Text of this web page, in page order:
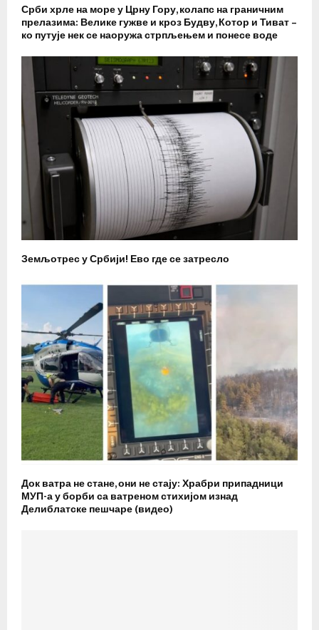
Срби хрле на море у Црну Гору, колапс на граничним
прелазима: Велике гужве и кроз Будву, Котор и Тиват –
ко путује нек се наоружа стрпљењем и понесе воде
Земљотрес у Србији! Ево где се затресло
Док ватра не стане, они не стају: Храбри припадници
МУП-а у борби са ватреном стихијом изнад
Делиблатске пешчаре (видео)